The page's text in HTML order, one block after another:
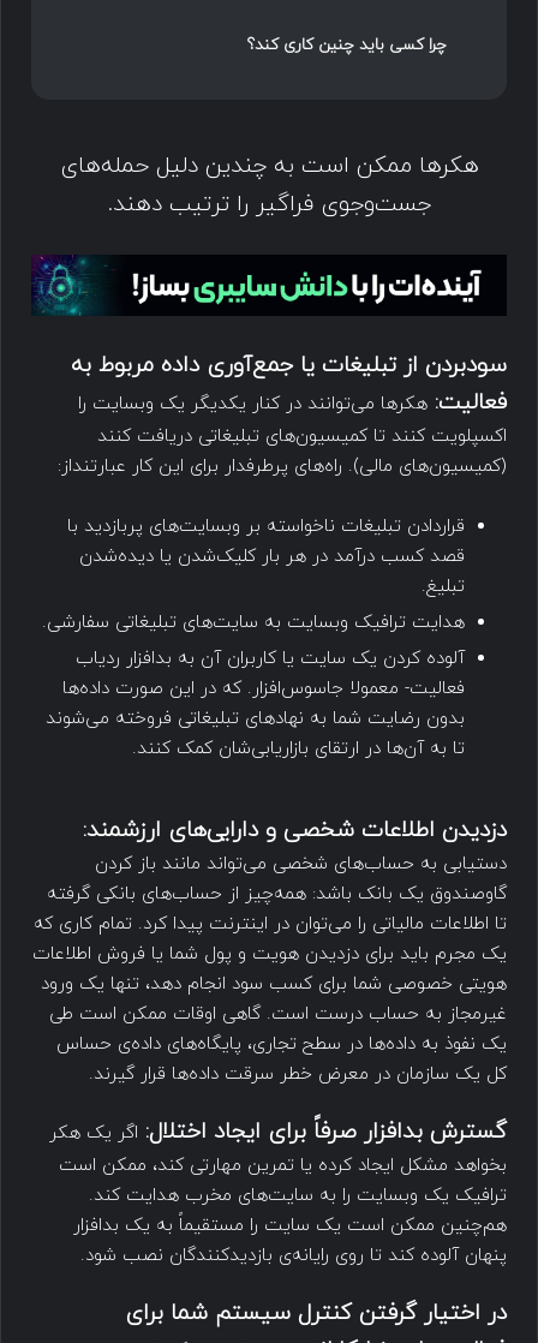
چرا کسی باید چنین کاری کند؟
هکرها ممکن است به چندین دلیل حمله‌های
جست‌وجوی فراگیر را ترتیب دهند.
سودبردن از تبلیغات یا جمع‌آوری داده مربوط به
فعالیت: هکرها می‌توانند در کنار یکدیگر یک وبسایت را
اکسپلویت کنند تا کمیسیون‌های تبلیغاتی دریافت کنند
(کمیسیون‌های مالی). راه‌های پرطرفدار برای این کار عبارتنداز:
قراردادن تبلیغات ناخواسته بر وبسایت‌های پربازدید با
قصد کسب درآمد در هر بار کلیک‌شدن یا دیده‌شدن
تبلیغ.
هدایت ترافیک وبسایت به سایت‌های تبلیغاتی سفارشی.
آلوده کردن یک سایت یا کاربران آن به بدافزار ردیاب
فعالیت- معمولا جاسوس‌افزار. که در این صورت داده‌ها
بدون رضایت شما به نهادهای تبلیغاتی فروخته می‌شوند
تا به آن‌ها در ارتقای بازاریابی‌شان کمک کنند.
دزدیدن اطلاعات شخصی و دارایی‌های ارزشمند:
دستیابی به حساب‌های شخصی می‌تواند مانند باز کردن
گاوصندوق یک بانک باشد: همه‌چیز از حساب‌های بانکی گرفته
تا اطلاعات مالیاتی را می‌توان در اینترنت پیدا کرد. تمام کاری که
یک مجرم باید برای دزدیدن هویت و پول شما یا فروش اطلاعات
هویتی خصوصی شما برای کسب سود انجام دهد، تنها یک ورود
غیرمجاز به حساب درست است. گاهی اوقات ممکن است طی
یک نفوذ به داده‌ها در سطح تجاری، پایگاه‌های داده‌ی حساس
کل یک سازمان‌ در معرض خطر سرقت داده‌ها قرار گیرند.
گسترش بدافزار صرفاً برای ایجاد اختلال: اگر یک هکر
بخواهد مشکل ایجاد کرده یا تمرین مهارتی کند، ممکن است
ترافیک یک وبسایت را به سایت‌های مخرب هدایت کند.
هم‌چنین ممکن است یک سایت را مستقیماً به یک بدافزار
پنهان آلوده کند تا روی رایانه‌ی بازدیدکنندگان نصب شود.
در اختیار گرفتن کنترل سیستم شما برای